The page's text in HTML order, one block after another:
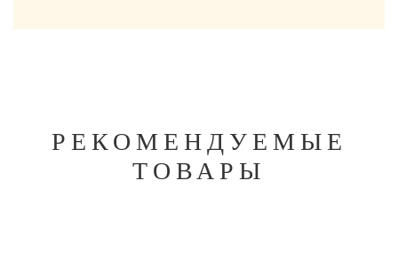
РЕКОМЕНДУЕМЫЕ
ТОВАРЫ